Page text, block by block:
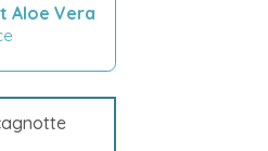
Aloe Vera